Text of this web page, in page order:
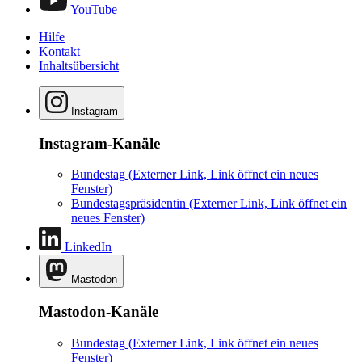
YouTube
Hilfe
Kontakt
Inhaltsübersicht
Instagram
Instagram-Kanäle
Bundestag (Externer Link, Link öffnet ein neues
Fenster)
Bundestagspräsidentin (Externer Link, Link öffnet ein
neues Fenster)
LinkedIn
Mastodon
Mastodon-Kanäle
Bundestag (Externer Link, Link öffnet ein neues
Fenster)